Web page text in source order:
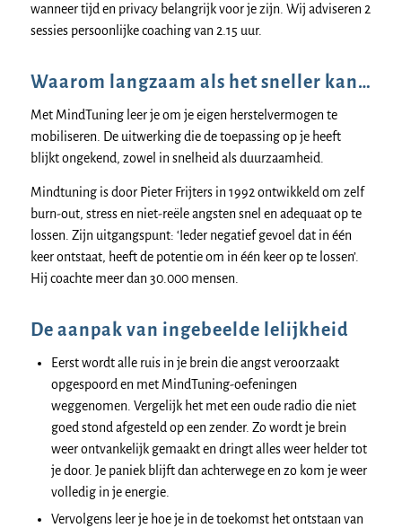
wanneer tijd en privacy belangrijk voor je zijn. Wij adviseren 2
sessies persoonlijke coaching van 2.15 uur.
Waarom langzaam als het sneller kan…
Met MindTuning leer je om je eigen herstelvermogen te
mobiliseren. De uitwerking die de toepassing op je heeft
blijkt ongekend, zowel in snelheid als duurzaamheid.
Mindtuning is door Pieter Frijters in 1992 ontwikkeld om zelf
burn-out, stress en niet-reële angsten snel en adequaat op te
lossen. Zijn uitgangspunt: ‘Ieder negatief gevoel dat in één
keer ontstaat, heeft de potentie om in één keer op te lossen’.
Hij coachte meer dan 30.000 mensen.
De aanpak van ingebeelde lelijkheid
Eerst wordt alle ruis in je brein die angst veroorzaakt
opgespoord en met MindTuning-oefeningen
weggenomen. Vergelijk het met een oude radio die niet
goed stond afgesteld op een zender. Zo wordt je brein
weer ontvankelijk gemaakt en dringt alles weer helder tot
je door. Je paniek blijft dan achterwege en zo kom je weer
volledig in je energie.
Vervolgens leer je hoe je in de toekomst het ontstaan van